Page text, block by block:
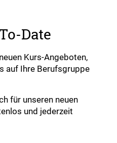
Date
Kurs-Angeboten,
auf Ihre Berufsgruppe
für unseren neuen
und jederzeit